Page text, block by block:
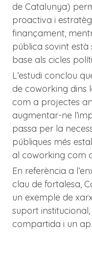
de Catalunya)
proactiva i
finançament,
pública sovint
base als cicles
L’estudi conclou
de coworking dins
com a projectes
augmentar-ne
passa per la
públiques més
al coworking com
En referència a
clau de fortalesa,
un exemple de
suport
compartida i un